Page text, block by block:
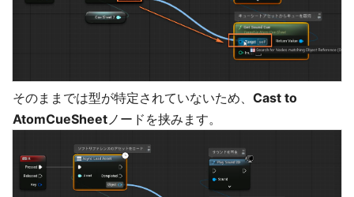
そのままでは型が特定されていないため、 Cast to
AtomCueSheet ノードを挟みます。